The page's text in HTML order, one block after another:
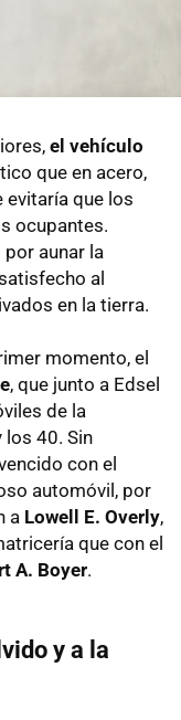
el vehículo
que en acero,
evitaría que los
ocupantes.
por aunar la
al
en la tierra.
momento, el
, que junto a Edsel
de la
los 40. Sin
con el
automóvil, por
a Lowell E. Overly,
que con el
A. Boyer.
y a la